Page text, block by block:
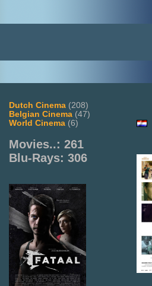
Dutch Cinema (208)
Belgian Cinema (47)
World Cinema (6)
Movies..: 261
Blu-Rays: 306